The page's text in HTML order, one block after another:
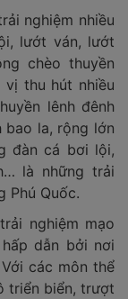
nghiệm nhiều
lướt ván, lướt
chèo thuyền
thu hút nhiều
lênh đênh
bao la, rộng lớn
đàn cá bơi lội,
là những trải
Phú Quốc.
nghiệm mạo
dẫn bởi nơi
các môn thể
triển biển, trượt